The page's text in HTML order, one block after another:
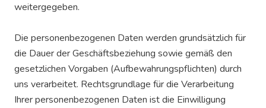
weitergegeben.
Die personenbezogenen Daten werden grundsätzlich für
die Dauer der Geschäftsbeziehung sowie gemäß den
gesetzlichen Vorgaben (Aufbewahrungspflichten) durch
uns verarbeitet. Rechtsgrundlage für die Verarbeitung
Ihrer personenbezogenen Daten ist die Einwilligung